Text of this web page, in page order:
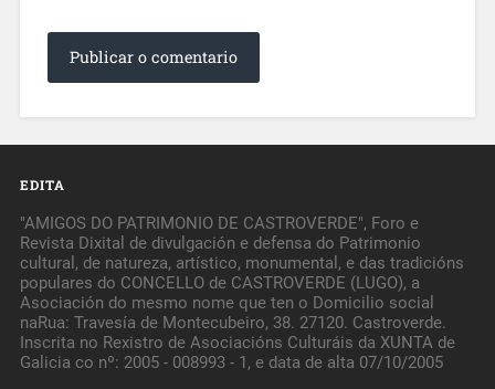
EDITA
"AMIGOS DO PATRIMONIO DE CASTROVERDE", Foro e
Revista Dixital de divulgación e defensa do Patrimonio
cultural, de natureza, artístico, monumental, e das tradicións
populares do CONCELLO de CASTROVERDE (LUGO), a
Asociación do mesmo nome que ten o Domicilio social
naRua: Travesía de Montecubeiro, 38. 27120. Castroverde.
Inscrita no Rexistro de Asociacións Culturáis da XUNTA de
Galicia co nº: 2005 - 008993 - 1, e data de alta 07/10/2005